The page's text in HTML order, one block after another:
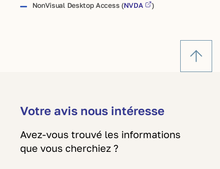
NonVisual Desktop Access (NVDA )
Votre avis nous intéresse
Avez-vous trouvé les informations
que vous cherchiez ?